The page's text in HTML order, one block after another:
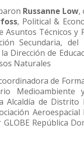
Russanne Low,
, Political &
Asuntos Técnicos y
Secundaria,
Dirección de
Naturales
de
Medioambiente
Alcaldía de Distrito
República